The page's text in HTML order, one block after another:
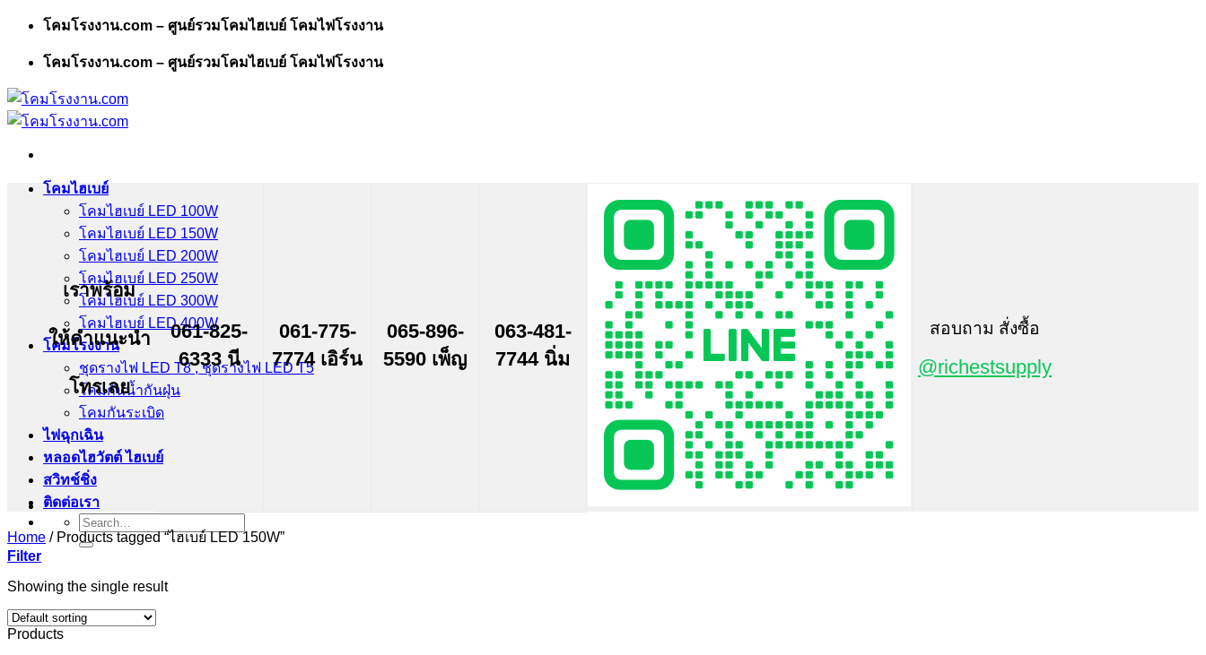
Skip
content
โคมโรงงาน.com – ศูนย์รวมโคมไฮเบย์ โคมไฟโรงงาน
โคมโรงงาน.com – ศูนย์รวมโคมไฮเบย์ โคมไฟโรงงาน
โคมไฮเบย์
โคมไฮเบย์ LED 100W
โคมไฮเบย์ LED 150W
โคมไฮเบย์ LED 200W
โคมไฮเบย์ LED 250W
โคมไฮเบย์ LED 300W
โคมไฮเบย์ LED 400W
โคมโรงงาน
ชุดรางไฟ LED T8 , ชุดรางไฟ LED T5
โคมกันน้ำกันฝุ่น
โคมกันระเบิด
ไฟฉุกเฉิน
หลอดไฮวัตต์ ไฮเบย์
สวิทช์ชิ่ง
ติดต่อเรา
Search
for:
เราพร้อม
ให้คำแนะนำ
โทรเลย
061-825-
6333 นี
061-775-
7774 เอิร์น
065-896-
5590 เพ็ญ
063-481-
7744 นิ่ม
สอบถาม สั่งซื้อ
@richestsupply
Home /Products tagged “ไฮเบย์ LED 150W”
Filter
Showing the single result
Products